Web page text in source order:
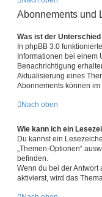
Abonnements und
Was ist der
In phpBB 3.0
Informationen bei einem
Benachrichtigung
Aktualisierung eines
Abonnements können
Nach oben
Wie kann ich ein
Du kannst ein
„Themen-Optionen“
befinden.
Wenn du bei der Antwort
aktivierst, wird das